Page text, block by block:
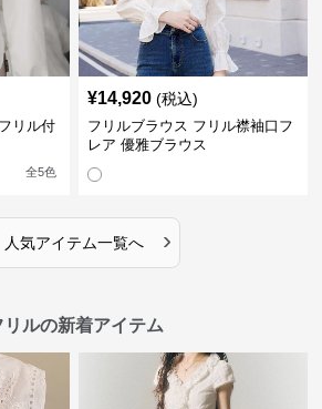
リル付
全5色
¥14,920 (税込)
フリルブラウス フリル襟袖口フ
レア 優雅ブラウス
人気アイテム一覧へ ›
ルの新着アイテム